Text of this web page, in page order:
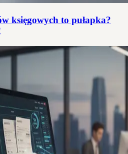
księgowych to pułapka?